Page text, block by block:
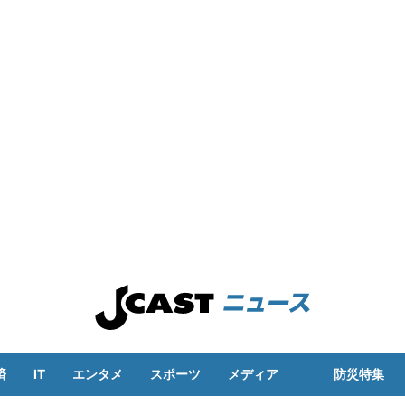
IT エンタメ スポーツ メディア 防災特集